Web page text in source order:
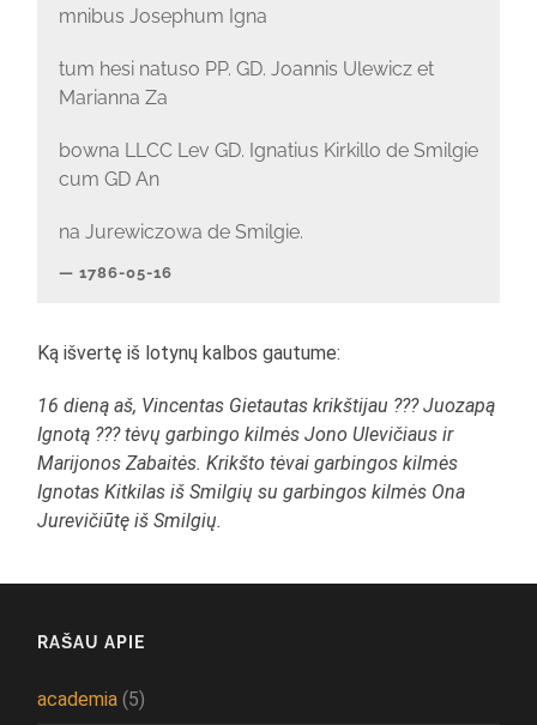
mnibus Josephum Igna
tum hesi natuso PP. GD. Joannis Ulewicz et
Marianna Za
bowna LLCC Lev GD. Ignatius Kirkillo de Smilgie
cum GD An
na Jurewiczowa de Smilgie.
1786-05-16
Ką išvertę iš lotynų kalbos gautume:
16 dieną aš, Vincentas Gietautas krikštijau ??? Juozapą
Ignotą ??? tėvų garbingo kilmės Jono Ulevičiaus ir
Marijonos Zabaitės. Krikšto tėvai garbingos kilmės
Ignotas Kitkilas iš Smilgių su garbingos kilmės Ona
Jurevičiūtę iš Smilgių.
RAŠAU APIE
academia (5)